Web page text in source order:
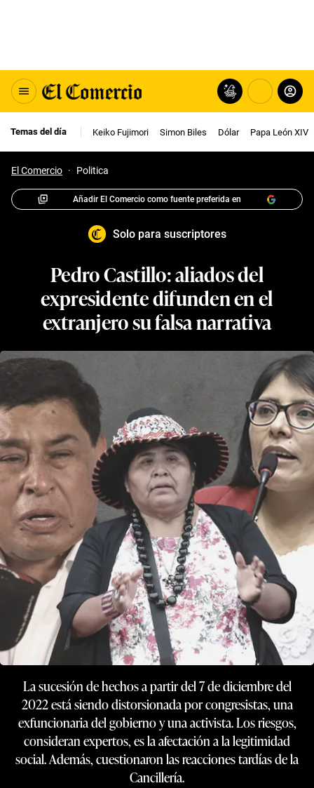
Temas del día Keiko Fujimori Simon Biles Dólar Papa León XIV
El Comercio · Politica
Añadir El Comercio como fuente preferida en
Solo para suscriptores
Pedro Castillo: aliados del
expresidente difunden en el
extranjero su falsa narrativa
La sucesión de hechos a partir del 7 de diciembre del
2022 está siendo distorsionada por congresistas, una
exfuncionaria del gobierno y una activista. Los riesgos,
consideran expertos, es la afectación a la legitimidad
social. Además, cuestionaron las reacciones tardías de la
Cancillería.